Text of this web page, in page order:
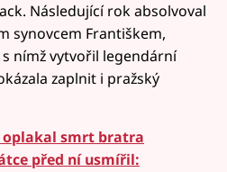
Následující rok absolvoval
synovcem Františkem,
nímž vytvořil legendární
zaplnit i pražský
oplakal smrt bratra
před ní usmířil: